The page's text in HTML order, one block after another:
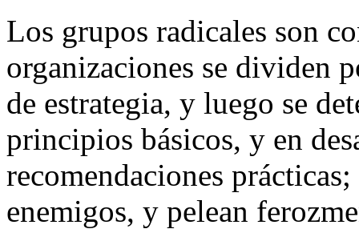
Los grupos radicales son
organizaciones se dividen
de estrategia, y luego se
principios básicos, y en
recomendaciones
enemigos, y pelean